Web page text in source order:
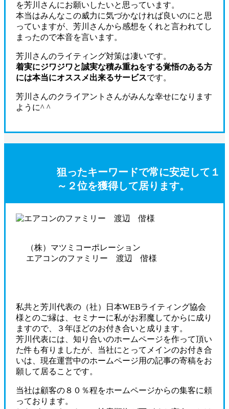
を芳川さんにお願いしたいと思っています。
本当はみんなこの威力に気づかなければ良いのにと思
っていますが、芳川さんから感想をくれと言われてし
まったので本音を言います。
芳川さんのライティング対策は凄いです。
着実にジワジワと誠実な積み重ねをする覚悟のある方
には本当にオススメ出来るサービスです。
芳川さんのクライアントさんがみんな幸せになります
ように^ ^
狙ったキーワードで常に安定して１
～２位を獲得して居ります。
（株）マツミコーポレーション
エアコンのファミリー 渡辺 偕様
私共と芳川代表の（社）日本WEBライティング協会
様とのご縁は、セミナーに私がお邪魔してからに成り
ますので、３年ほどのお付き合いと成ります。
芳川代表には、知り合いのホームページを作って頂い
た件も有りましたが、当社にとってメインのお付き合
いは、現在運営中のホームページ用の記事の寄稿をお
願して居ることです。
当社は顧客の８０％程をホームページからの集客に頼
っております。